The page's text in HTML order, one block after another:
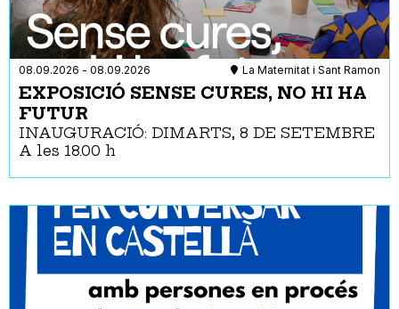
08.09.2026 - 08.09.2026 La Maternitat i Sant Ramon
EXPOSICIÓ SENSE CURES, NO HI HA
FUTUR
INAUGURACIÓ: DIMARTS, 8 DE SETEMBRE
A les 18.00 h